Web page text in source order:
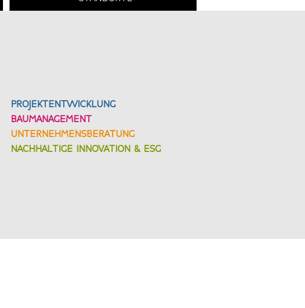
PROJEKTENTWICKLUNG
BAUMANAGEMENT
UNTERNEHMENSBERATUNG
NACHHALTIGE INNOVATION & ESG